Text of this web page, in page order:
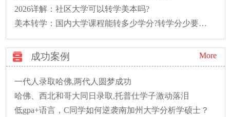
2026详解：社区大学可以转学美本吗?
美本转学：国内大学课程能转多少学分?转学分少要多读一年怎么办?
成功案例 More
一代人录取哈佛,两代人圆梦成功
哈佛、西北和哥大同日录取,托普仕学子激动落泪
低gpa+语言，C同学如何逆袭南加州大学分析学硕士？